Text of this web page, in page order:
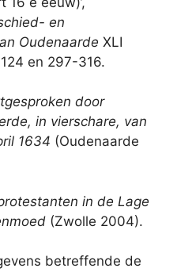
en
Oudenaarde XLI
en 297-316.
door
in vierschare, van
1634 (Oudenaarde
in de Lage
(Zwolle 2004).
betreffende de